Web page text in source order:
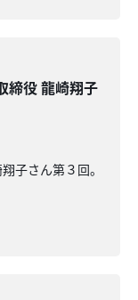
締役 龍崎翔子
子さん第３回。